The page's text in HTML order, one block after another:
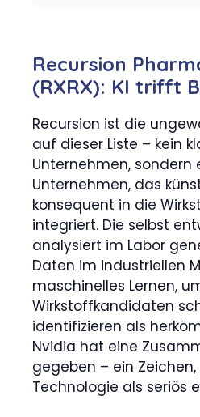
Recursion
(RXRX): KI trifft
Recursion ist die
auf dieser Liste – kein
Unternehmen, sondern
Unternehmen, das
konsequent in die
integriert. Die selbst
analysiert im Labor
Daten im industriellen
maschinelles Lernen,
Wirkstoffkandidaten
identifizieren als
Nvidia hat eine
gegeben – ein
Technologie als seriös